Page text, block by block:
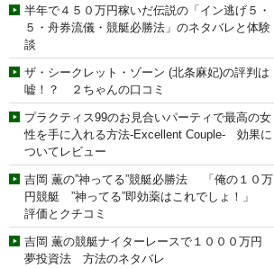
半年で４５０万円稼いだ伝説の「イン逃げ５・
５・舟券流儀・競艇必勝法」のネタバレと体験
談
ザ・シークレット・ゾーン (北条麻妃)の評判は
嘘！？ ２ちゃんの口コミ
プラクティス99のお見合いパーティで最高の女
性を手に入れる方法-Excellent Couple- 効果に
ついてレビュー
吉岡 薫の”神ってる”競艇必勝法 「俺の１０万
円競艇 ”神ってる”即効薬はこれでしょ！」
評価とクチコミ
吉岡 薫の競艇ナイターレースで１０００万円
夢投資法 方法のネタバレ